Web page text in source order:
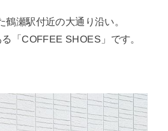
瀬駅付近の大通り沿い。
「COFFEE SHOES」です。